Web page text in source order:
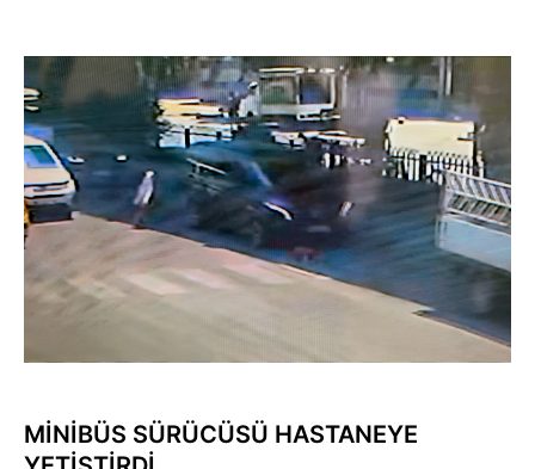
MİNİBÜS SÜRÜCÜSÜ HASTANEYE